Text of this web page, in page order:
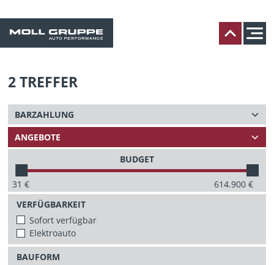
2TREFFER
BUDGET
31 € 614.900€
VERFÜGBARKEIT
Sofort verfügbar
Elektroauto
BAUFORM